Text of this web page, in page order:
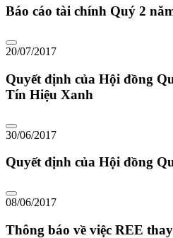
Báo cáo tài chính Quý 2
20/07/2017
Quyết định của Hội đồng
Tín Hiệu Xanh
30/06/2017
Quyết định của Hội đồng
08/06/2017
Thông báo về việc REE